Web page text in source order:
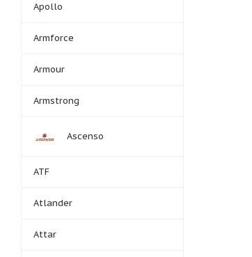
Apollo
Armforce
Armour
Armstrong
Ascenso
ATF
Atlander
Attar